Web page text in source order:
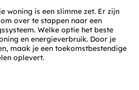
woning is een slimme zet. Er zijn
over te stappen naar een
Welke optie het beste
en energieverbruik. Door je
maak je een toekomstbestendige
oplevert.